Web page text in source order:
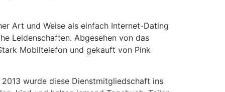
Art und Weise als einfach Internet-Dating
Leidenschaften. Abgesehen von das
Mobiltelefon und gekauft von Pink
wurde diese Dienstmitgliedschaft ins